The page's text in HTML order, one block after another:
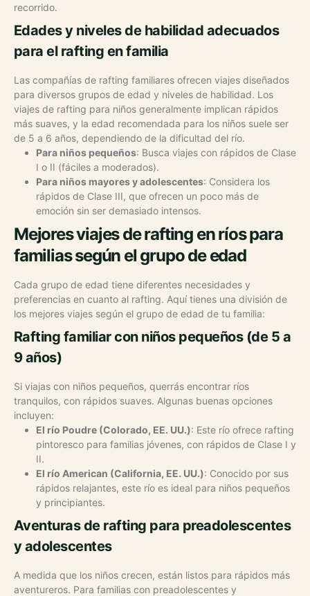
recorrido.
Edades y niveles de habilidad adecuados
para el rafting en familia
Las compañías de rafting familiares ofrecen viajes diseñados
para diversos grupos de edad y niveles de habilidad. Los
viajes de rafting para niños generalmente implican rápidos
más suaves, y la edad recomendada para los niños suele ser
de 5 a 6 años, dependiendo de la dificultad del río.
Para niños pequeños: Busca viajes con rápidos de Clase
I o II (fáciles a moderados).
Para niños mayores y adolescentes: Considera los
rápidos de Clase III, que ofrecen un poco más de
emoción sin ser demasiado intensos.
Mejores viajes de rafting en ríos para
familias según el grupo de edad
Cada grupo de edad tiene diferentes necesidades y
preferencias en cuanto al rafting. Aquí tienes una división de
los mejores viajes según el grupo de edad de tu familia:
Rafting familiar con niños pequeños (de 5 a
9 años)
Si viajas con niños pequeños, querrás encontrar ríos
tranquilos, con rápidos suaves. Algunas buenas opciones
incluyen:
El río Poudre (Colorado, EE. UU.): Este río ofrece rafting
pintoresco para familias jóvenes, con rápidos de Clase I y
II.
El río American (California, EE. UU.): Conocido por sus
rápidos relajantes, este río es ideal para niños pequeños
y principiantes.
Aventuras de rafting para preadolescentes
y adolescentes
A medida que los niños crecen, están listos para rápidos más
aventureros. Para familias con preadolescentes y